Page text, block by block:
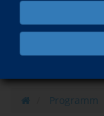
Programm